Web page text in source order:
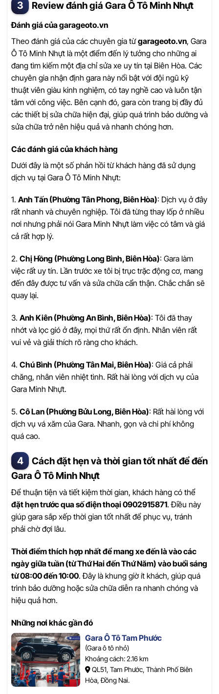
Review đánh giá Gara Ô Tô Minh Nhựt
Đánh giá của garageoto.vn
Theo đánh giá của các chuyên gia từgarageoto.vn, Gara
Ô Tô Minh Nhựt là một điểm đến lý tưởng cho những ai
đang tìm kiếm một địa chỉ sửa xe uy tín tại Biên Hòa. Các
chuyên gia nhận định gara này nổi bật với đội ngũ kỹ
thuật viên giàu kinh nghiệm, có tay nghề cao và luôn tận
tâm với công việc. Bên cạnh đó, gara còn trang bị đầy đủ
các thiết bị sửa chữa hiện đại, giúp quá trình bảo dưỡng và
sửa chữa trở nên hiệu quả và nhanh chóng hơn.
Các đánh giá của khách hàng
Dưới đây là một số phản hồi từ khách hàng đã sử dụng
dịch vụ tại Gara Ô Tô Minh Nhựt:
1. Anh Tấn (Phường Tân Phong, Biên Hòa): Dịch vụ ở đây
rất nhanh và chuyên nghiệp. Tôi đã từng thay lốp ở nhiều
nơi nhưng phải nói Gara Minh Nhựt làm việc có tâm và giá
cả rất hợp lý.
2. Chị Hồng (Phường Long Bình, Biên Hòa): Gara làm
việc rất uy tín. Lần trước xe tôi bị trục trặc động cơ, mang
đến đây được tư vấn và sửa chữa cẩn thận. Chắc chắn sẽ
quay lại.
3. Anh Kiên (Phường An Bình, Biên Hòa): Tôi đã thay
nhớt và lọc gió ở đây, mọi thứ rất ổn định. Nhân viên rất
vui vẻ và giải thích rõ ràng cho khách.
4. Chú Bình (Phường Tân Mai, Biên Hòa): Giá cả phải
chăng, nhân viên nhiệt tình. Rất hài lòng với dịch vụ của
Gara Minh Nhựt.
5. Cô Lan (Phường Bửu Long, Biên Hòa): Rất hài lòng với
dịch vụ vá xăm của Gara. Nhanh, gọn và chi phí không
quá cao.
Cách đặt hẹn và thời gian tốt nhất để đến
Gara Ô Tô Minh Nhựt
Để thuận tiện và tiết kiệm thời gian, khách hàng có thể
đặt hẹn trước qua số điện thoại 0902915871. Điều này
giúp gara sắp xếp thời gian tốt nhất để phục vụ, tránh
phải chờ đợi lâu.
Thời điểm thích hợp nhất để mang xe đến là vào các
ngày giữa tuần (từ Thứ Hai đến Thứ Năm) vào buổi sáng
từ 08:00 đến 10:00. Đây là khung giờ ít khách, giúp quá
trình bảo dưỡng hoặc sửa chữa diễn ra nhanh chóng và
hiệu quả hơn.
Những nơi khác gần đó
Gara Ô Tô Tam Phước
(Gara ô tô nhỏ)
Khoảng cách: 2.16 km
QL51, Tam Phước, Thành Phố Biên
Hòa, Đồng Nai.